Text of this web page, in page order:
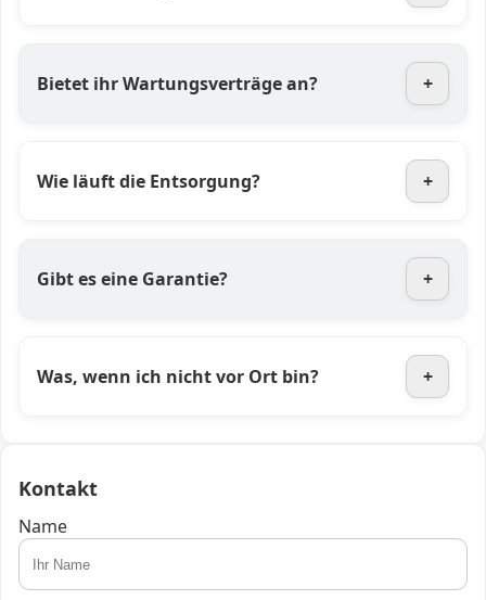
Bietet ihr Wartungsverträge an? +
Wie läuft die Entsorgung? +
Gibt es eine Garantie? +
Was, wenn ich nicht vor Ort bin? +
Kontakt
Name